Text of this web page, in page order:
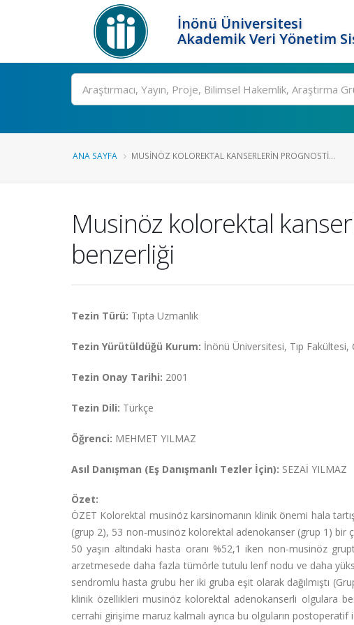
İnönü Üniversitesi
Akademik Veri Yönetim
Ara
ANA SAYFA MUSINÖZ KOLOREKTAL KANSERLERIN PROGNOSTI...
Musinöz kolorektal
benzerliği
Tezin Türü: Tıpta Uzmanlık
Tezin Yürütüldüğü Kurum: İnönü Üniversitesi, Tıp Fakültesi,
Tezin Onay Tarihi: 2001
Tezin Dili: Türkçe
Öğrenci: MEHMET YILMAZ
Asıl Danışman (Eş Danışmanlı Tezler İçin): SEZAİ YILMAZ
Özet:
ÖZET Kolorektal musinöz karsinomanın klinik önemi hala
(grup 2), 53 non-musinöz kolorektal adenokanser (grup 1) bir
50 yaşın altındaki hasta oranı %52,1 iken non-musinöz
arzetmesede daha fazla tümörle tutulu lenf nodu ve daha
sendromlu hasta grubu her iki gruba eşit olarak dağılmıştı
klinik özellikleri musinöz kolorektal adenokanserli olgulara
cerrahi girişime maruz kalmalı ayrıca bu olguların postoperatif